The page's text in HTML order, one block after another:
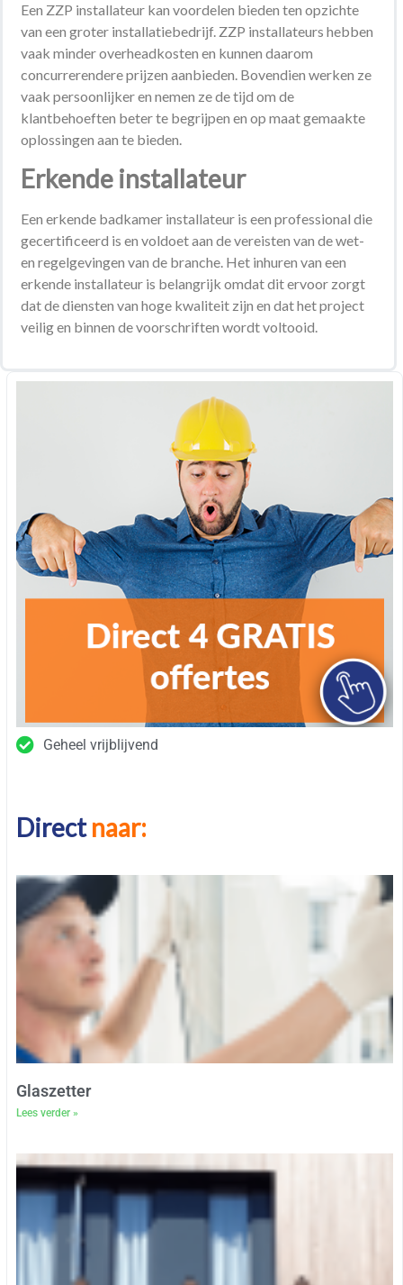
Een ZZP installateur kan voordelen bieden ten opzichte
van een groter installatiebedrijf. ZZP installateurs hebben
vaak minder overheadkosten en kunnen daarom
concurrerendere prijzen aanbieden. Bovendien werken ze
vaak persoonlijker en nemen ze de tijd om de
klantbehoeften beter te begrijpen en op maat gemaakte
oplossingen aan te bieden.
Erkende installateur
Een erkende badkamer installateur is een professional die
gecertificeerd is en voldoet aan de vereisten van de wet-
en regelgevingen van de branche. Het inhuren van een
erkende installateur is belangrijk omdat dit ervoor zorgt
dat de diensten van hoge kwaliteit zijn en dat het project
veilig en binnen de voorschriften wordt voltooid.
Geheel vrijblijvend
Directnaar:
Glaszetter
Lees verder »